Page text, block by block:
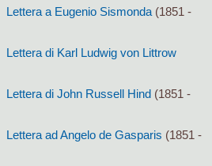
Lettera a Eugenio Sismonda (1851 -
Lettera di Karl Ludwig von Littrow
Lettera di John Russell Hind (1851 -
Lettera ad Angelo de Gasparis (1851 -